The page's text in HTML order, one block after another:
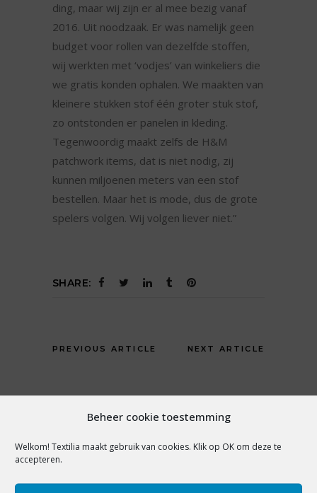
Beheer cookie toestemming
Welkom! Textilia maakt gebruik van cookies. Klik op OK om deze te
accepteren.
ding, maar wij zijn er al mee bezig vanaf
2016. Uit noodzaak. Er was namelijk geen
budget voor rollen van dezelfde stoffen,
wij werkten met ‘vodjes’ van winkeliers die
we gratis konden ophalen. We maakten van
kleinere stukken stof één groter stuk stof,
zo ontstonden er panelen in kleding.
Tegenwoordig maakt zelfs de H&M
patchwork items, dat is niet nodig, zij
kunnen miljoenen meters van een stof
bestellen. Maar het is mode, dus de grote
spelers volgen. Wij volgen liever niet.”
SHARE:
PREVIOUS ARTICLE NEXT ARTICLE